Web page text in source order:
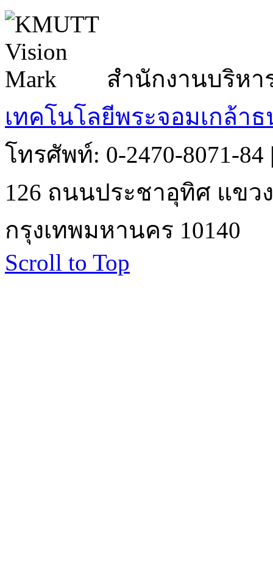
สำนักงานบริห
เทคโนโลยีพระจอมเกล้า
โทรศัพท์: 0-2470-8071-84
126 ถนนประชาอุทิศ แขว
กรุงเทพมหานคร 10140
Scroll to Top